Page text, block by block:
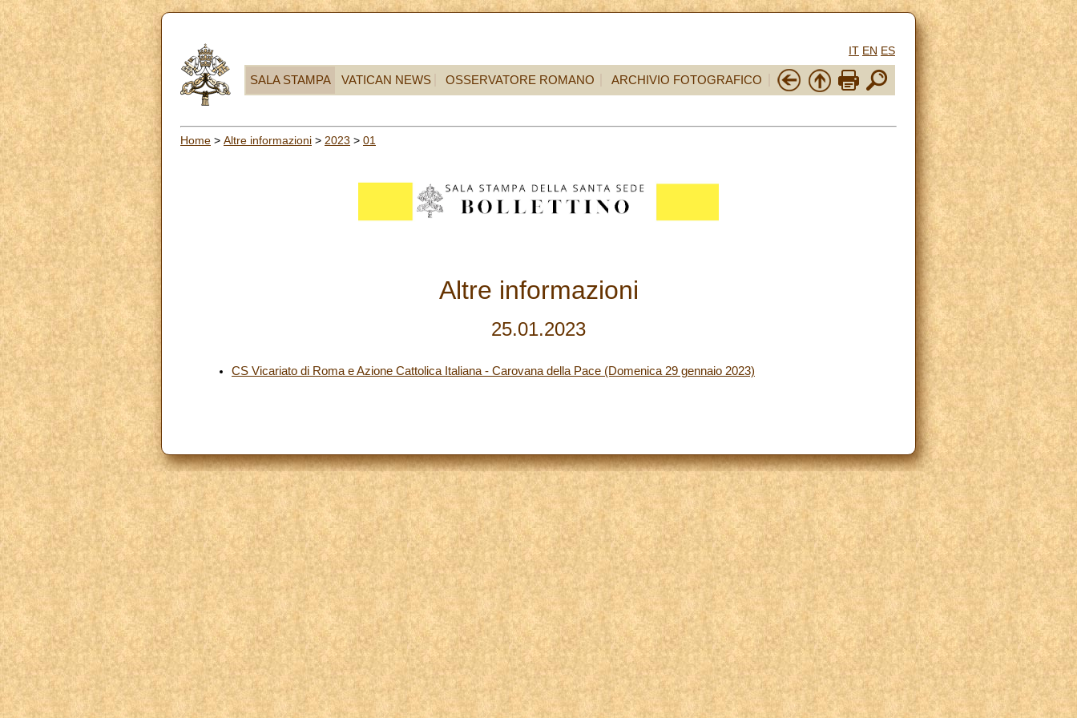
IT EN ES
SALA STAMPA VATICAN NEWS OSSERVATORE ROMANO ARCHIVIO FOTOGRAFICO
Home > Altre informazioni > 2023 > 01
Altre informazioni
25.01.2023
CS Vicariato di Roma e Azione Cattolica Italiana - Carovana della Pace (Domenica 29 gennaio 2023)